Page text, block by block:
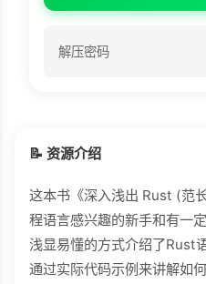
解压密码
📝 资源介绍
这本书《深入浅出 Rust (范
程语言感兴趣的新手和有一
浅显易懂的方式介绍了Rust
通过实际代码示例来讲解如